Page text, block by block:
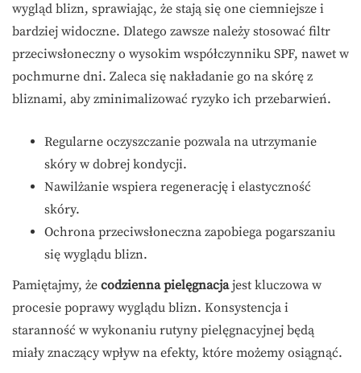
wygląd blizn, sprawiając, że stają się one ciemniejsze i
bardziej widoczne. Dlatego zawsze należy stosować filtr
przeciwsłoneczny o wysokim współczynniku SPF, nawet w
pochmurne dni. Zaleca się nakładanie go na skórę z
bliznami, aby zminimalizować ryzyko ich przebarwień.
Regularne oczyszczanie pozwala na utrzymanie
skóry w dobrej kondycji.
Nawilżanie wspiera regenerację i elastyczność
skóry.
Ochrona przeciwsłoneczna zapobiega pogarszaniu
się wyglądu blizn.
Pamiętajmy, że codzienna pielęgnacjajest kluczowa w
procesie poprawy wyglądu blizn. Konsystencja i
staranność w wykonaniu rutyny pielęgnacyjnej będą
miały znaczący wpływ na efekty, które możemy osiągnąć.